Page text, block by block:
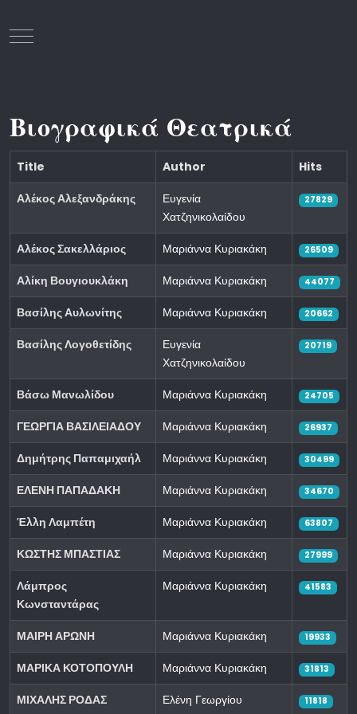
Mobile Menu Toggle
Βιογραφικά Θεατρικά
Title Author
Hits
Αλέκος Αλεξανδράκης
Ευγενία
Χατζηνικολαίδου
27829
Αλέκος Σακελλάριος Μαριάννα Κυριακάκη 26509
Αλίκη Βουγιουκλάκη Μαριάννα Κυριακάκη 44077
Βασίλης Αυλωνίτης Μαριάννα Κυριακάκη 20662
Βασίλης Λογοθετίδης
Ευγενία
Χατζηνικολαίδου
20719
Βάσω Μανωλίδου Μαριάννα Κυριακάκη 24705
ΓΕΩΡΓΙΑ ΒΑΣΙΛΕΙΑΔΟΥ Μαριάννα Κυριακάκη 26937
Δημήτρης Παπαμιχαήλ Μαριάννα Κυριακάκη 30499
ΕΛΕΝΗ ΠΑΠΑΔΑΚΗ Μαριάννα Κυριακάκη 34670
Έλλη Λαμπέτη Μαριάννα Κυριακάκη 63807
ΚΩΣΤΗΣ ΜΠΑΣΤΙΑΣ Μαριάννα Κυριακάκη 27999
Λάμπρος
Κωνσταντάρας
Μαριάννα Κυριακάκη 41583
ΜΑΙΡΗ ΑΡΩΝΗ Μαριάννα Κυριακάκη 19933
ΜΑΡΙΚΑ ΚΟΤΟΠΟΥΛΗ Μαριάννα Κυριακάκη 31813
ΜΙΧΑΛΗΣ ΡΟΔΑΣ Ελένη Γεωργίου 11818